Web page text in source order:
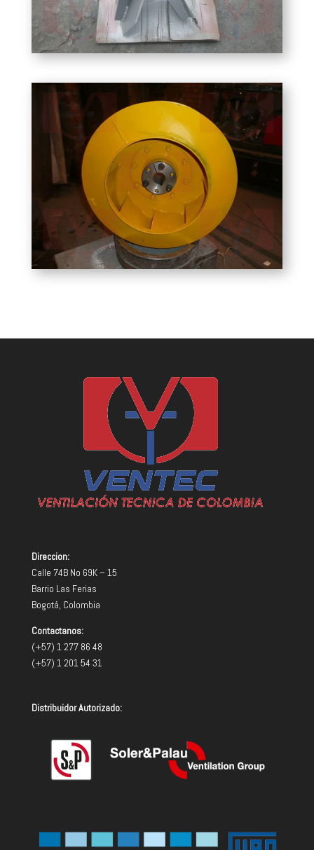
Direccion:
Calle 74B No 69K – 15
Barrio Las Ferias
Bogotá, Colombia
Contactanos:
(+57) 1 277 86 48
(+57) 1 201 54 31
Distribuidor Autorizado: